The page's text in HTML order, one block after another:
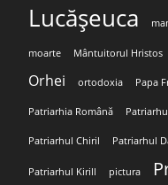
Lucășeuca
moarte Mântuitorul Hristos
Orhei ortodoxia Papa
Patriarhia Română
Patriarhul Chiril Patriarhul
Patriarhul Kirill pictura